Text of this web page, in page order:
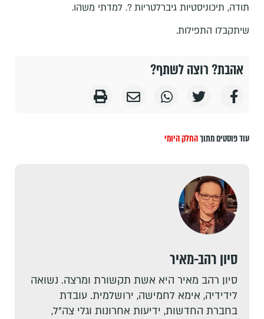
תודה, תיכוניסטיות גיברלטריות ?. למדתי משהו.
שיתקבלו התפילות.
אהבת? רוצה לשתף?
עוד פוסטים מתוךהחלק היומי
סיון רהב-מאיר
סיון רהב מאיר היא אשת תקשורת ומרצה. נשואה
לידידיה, אימא לחמישה, ירושלמית. עובדת
בחברת החדשות, ידיעות אחרונות וגלי צה"ל,